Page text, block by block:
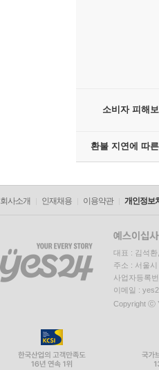
소비자 피해
환불 지연에 따
회사소개 인재채용 이용약관 개인정보
대표 : 김석
주소 : 서울
사업자등록
이메일 :
Copyright ⓒ